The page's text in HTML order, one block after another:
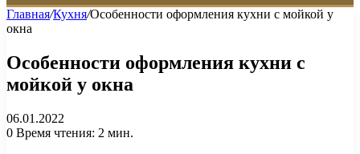
Главная/Кухня/Особенности оформления кухни с мойкой у
окна
Особенности оформления кухни с
мойкой у окна
06.01.2022
0 Время чтения: 2 мин.